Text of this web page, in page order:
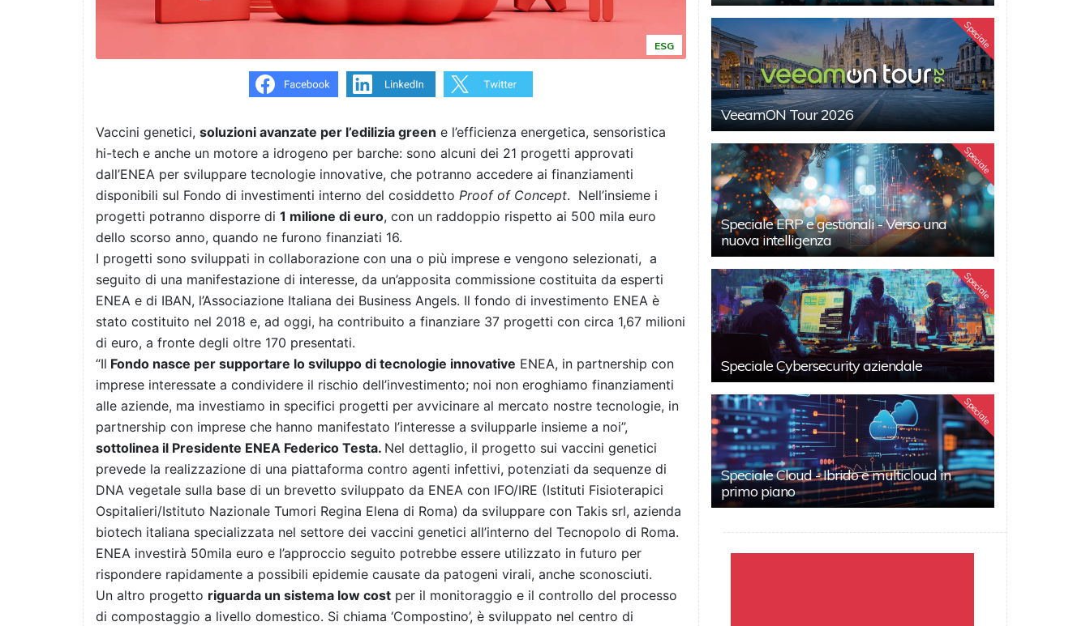
ESG
Vaccini genetici, soluzioni avanzate per l’edilizia green e l’efficienza energetica, sensoristica
hi-tech e anche un motore a idrogeno per barche: sono alcuni dei 21 progetti approvati
dall’ENEA per sviluppare tecnologie innovative, che potranno accedere ai finanziamenti
disponibili sul Fondo di investimenti interno del cosiddetto Proof of Concept. Nell’insieme i
progetti potranno disporre di 1 milione di euro, con un raddoppio rispetto ai 500 mila euro
dello scorso anno, quando ne furono finanziati 16.
I progetti sono sviluppati in collaborazione con una o più imprese e vengono selezionati, a
seguito di una manifestazione di interesse, da un’apposita commissione costituita da esperti
ENEA e di IBAN, l’Associazione Italiana dei Business Angels. Il fondo di investimento ENEA è
stato costituito nel 2018 e, ad oggi, ha contribuito a finanziare 37 progetti con circa 1,67 milioni
di euro, a fronte degli oltre 170 presentati.
“Il Fondo nasce per supportare lo sviluppo di tecnologie innovative ENEA, in partnership con
imprese interessate a condividere il rischio dell’investimento; noi non eroghiamo finanziamenti
alle aziende, ma investiamo in specifici progetti per avvicinare al mercato nostre tecnologie, in
partnership con imprese che hanno manifestato l’interesse a svilupparle insieme a noi”,
sottolinea il Presidente ENEA Federico Testa. Nel dettaglio, il progetto sui vaccini genetici
prevede la realizzazione di una piattaforma contro agenti infettivi, potenziati da sequenze di
DNA vegetale sulla base di un brevetto sviluppato da ENEA con IFO/IRE (Istituti Fisioterapici
Ospitalieri/Istituto Nazionale Tumori Regina Elena di Roma) da sviluppare con Takis srl, azienda
biotech italiana specializzata nel settore dei vaccini genetici all’interno del Tecnopolo di Roma.
ENEA investirà 50mila euro e l’approccio seguito potrebbe essere utilizzato in futuro per
rispondere rapidamente a possibili epidemie causate da patogeni virali, anche sconosciuti.
Un altro progetto riguarda un sistema low cost per il monitoraggio e il controllo del processo
di compostaggio a livello domestico. Si chiama ‘Compostino’, è sviluppato nel centro di
Speciale
VeeamON Tour 2026
Speciale
Speciale ERP e gestionali - Verso una
nuova intelligenza
Speciale
Speciale Cybersecurity aziendale
Speciale
Speciale Cloud - Ibrido e multicloud in
primo piano